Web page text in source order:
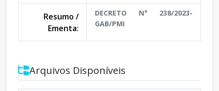
Resumo /
Ementa:
DECRETO N° 238/2023-
GAB/PMI
Arquivos Disponíveis